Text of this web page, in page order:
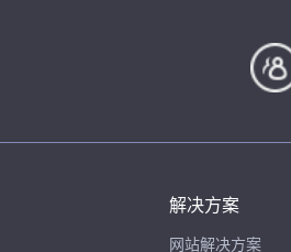
解决方案
网站解决方案